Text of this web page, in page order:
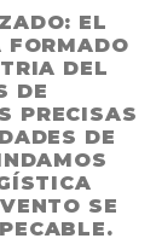
EL
FORMADO
DEL
DE
PRECISAS
DE
SE